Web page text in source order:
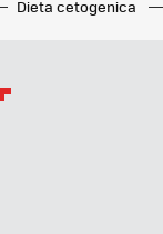
Dieta cetogenica